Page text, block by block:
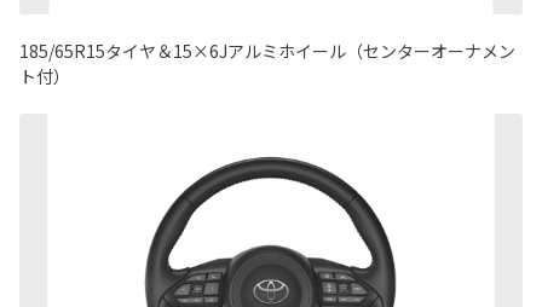
185/65R15タイヤ＆15×6Jアルミホイール（センターオーナメン
ト付）